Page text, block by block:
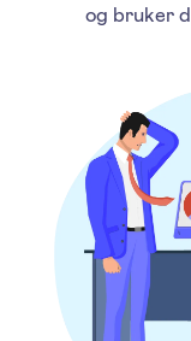
og bruker